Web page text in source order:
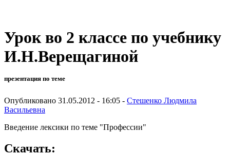
Урок во 2 классе по учебнику
И.Н.Верещагиной
презентация по теме
Опубликовано 31.05.2012 - 16:05 - Стешенко Людмила
Васильевна
Введение лексики по теме "Профессии"
Скачать: